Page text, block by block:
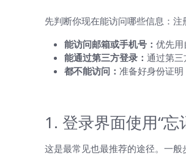
先判断你现在能访问哪些信息：
能访问邮箱或手机号： 优先用
能通过第三方登录： 通过第三
都不能访问： 准备好身份证明
1. 登录界面使用“忘
这是最常见也最推荐的途径。一般